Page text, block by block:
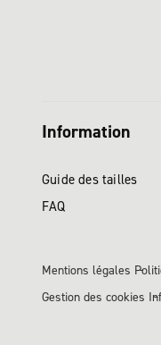
Information
Guide des tailles
FAQ
Mentions légales
Gestion des cookies